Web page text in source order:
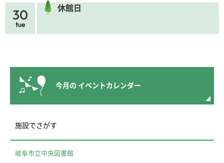
30
tue
休館日
今月の イベントカレンダー
施設でさがす
岐阜市立中央図書館